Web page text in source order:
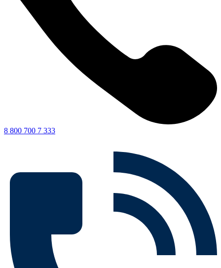
8 800 700 7 333